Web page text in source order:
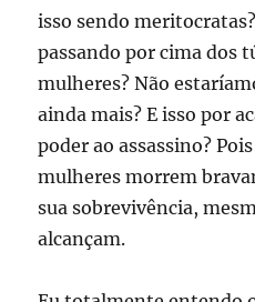
isso sendo
passando por cima dos
mulheres? Não
ainda mais? E isso por
poder ao assassino?
mulheres morrem
sua sobrevivência,
alcançam.